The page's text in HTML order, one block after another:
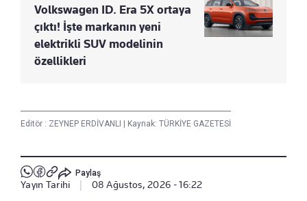
Volkswagen ID. Era 5X ortaya
çıktı! İşte markanın yeni
elektrikli SUV modelinin
özellikleri
Editör : ZEYNEP ERDİVANLI Kaynak: TÜRKİYE GAZETESİ
Paylaş
Yayın Tarihi 08 Ağustos, 2026 - 16:22